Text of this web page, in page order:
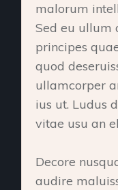
malorum
Sed eu ullum
principes
quod
ullamcorper
ius ut. Ludus
vitae usu an
Decore
audire